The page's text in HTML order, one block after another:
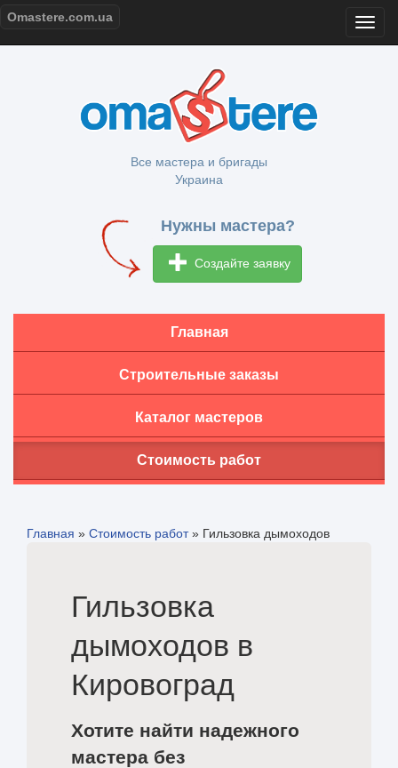
Omastere.com.ua
Все мастера и бригады
Украина
Нужны мастера?
Создайте заявку
Главная
Строительные заказы
Каталог мастеров
Стоимость работ
Главная » Стоимость работ» Гильзовка дымоходов
Гильзовка
дымоходов в
Кировоград
Хотите найти надежного
мастера без